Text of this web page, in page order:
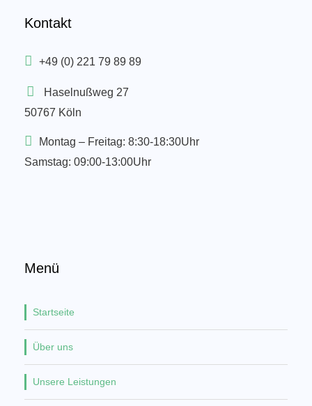
Kontakt
+49 (0) 221 79 89 89
Haselnußweg 27
50767 Köln
Montag – Freitag: 8:30-18:30Uhr
Samstag: 09:00-13:00Uhr
Menü
Startseite
Über uns
Unsere Leistungen